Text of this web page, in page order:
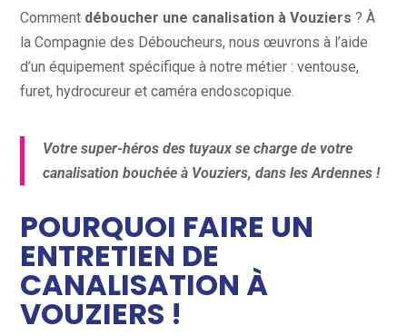
Comment déboucher une canalisation à Vouziers ? À
la Compagnie des Déboucheurs, nous œuvrons à l’aide
d’un équipement spécifique à notre métier : ventouse,
furet, hydrocureur et caméra endoscopique.
Votre super-héros des tuyaux se charge de votre
canalisation bouchée à Vouziers, dans les Ardennes !
POURQUOI FAIRE UN
ENTRETIEN DE
CANALISATION À
VOUZIERS !